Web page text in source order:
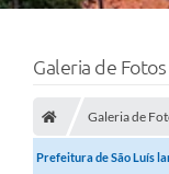
Galeria de Fotos
Galeria de
Prefeitura de São Luís